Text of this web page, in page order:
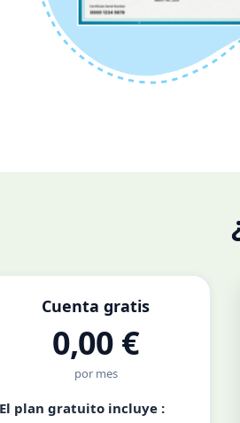
Cuenta gratis
0,00 €
por mes
El plan gratuito incluye :